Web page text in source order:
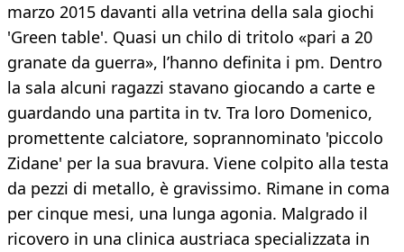
marzo 2015 davanti alla vetrina della sala giochi
'Green table'. Quasi un chilo di tritolo «pari a 20
granate da guerra», l’hanno definita i pm. Dentro
la sala alcuni ragazzi stavano giocando a carte e
guardando una partita in tv. Tra loro Domenico,
promettente calciatore, soprannominato 'piccolo
Zidane' per la sua bravura. Viene colpito alla testa
da pezzi di metallo, è gravissimo. Rimane in coma
per cinque mesi, una lunga agonia. Malgrado il
ricovero in una clinica austriaca specializzata in